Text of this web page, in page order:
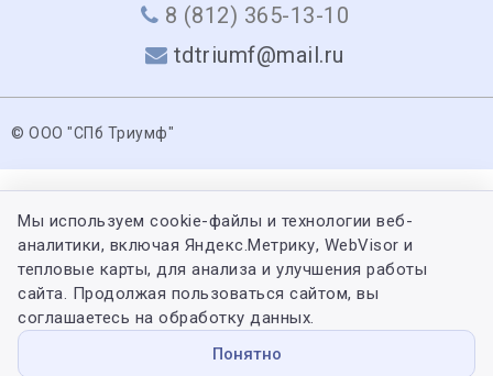
8 (812) 365-13-10
tdtriumf@mail.ru
© ООО "СПб Триумф"
Мы используем cookie-файлы и технологии веб-
аналитики, включая Яндекс.Метрику, WebVisor и
тепловые карты, для анализа и улучшения работы
сайта. Продолжая пользоваться сайтом, вы
соглашаетесь на обработку данных.
Понятно